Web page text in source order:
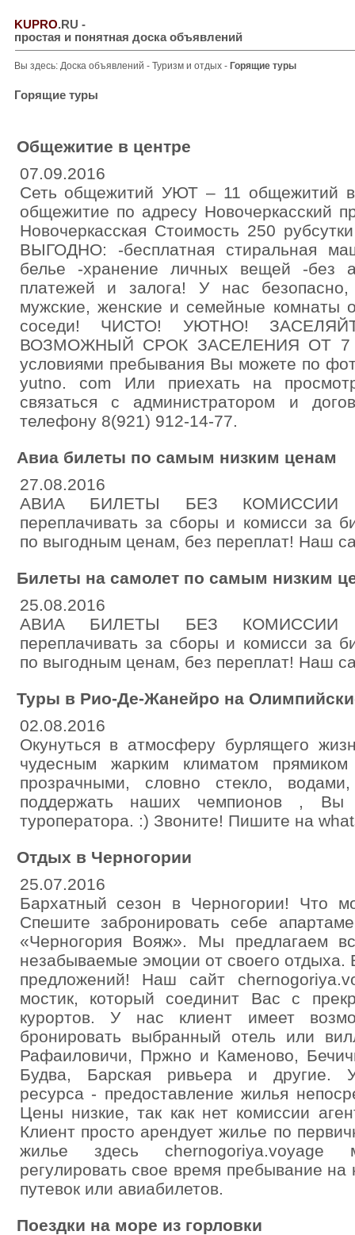
KUPRO.RU -
простая и понятная доска объявлений
Вы здесь: Доска объявлений - Туризм и отдых - Горящие туры
Горящие туры
Общежитие в центре
07.09.2016
Сеть общежитий УЮТ – 11 общежитий
общежитие по адресу Новочеркасский
Новочеркасская Стоимость 250
ВЫГОДНО: -бесплатная стиральная
белье -хранение личных вещей -без
платежей и залога! У нас
мужские, женские и семейные комнаты
соседи! ЧИСТО! УЮТНО!
ВОЗМОЖНЫЙ СРОК ЗАСЕЛЕНИЯ ОТ 7
условиями пребывания Вы можете по
yutno. com Или приехать на
связаться с администратором и
телефону 8(921) 912-14-77.
Авиа билеты по самым низким ценам
27.08.2016
АВИА БИЛЕТЫ БЕЗ КОМИССИИ
переплачивать за сборы и комисси за
по выгодным ценам, без переплат! Наш
Билеты на самолет по самым низким
25.08.2016
АВИА БИЛЕТЫ БЕЗ КОМИССИИ
переплачивать за сборы и комисси за
по выгодным ценам, без переплат! Наш
Туры в Рио-Де-Жанейро на
02.08.2016
Окунуться в атмосферу бурлящего
чудесным жарким климатом
прозрачными, словно стекло,
поддержать наших чемпионов , Вы
туроператора. :) Звоните! Пишите на
Отдых в Черногории
25.07.2016
Бархатный сезон в Черногории! Что
Спешите забронировать себе
«Черногория Вояж». Мы предлагаем
незабываемые эмоции от своего
предложений! Наш сайт
мостик, который соединит Вас с
курортов. У нас клиент имеет
бронировать выбранный отель или
Рафаиловичи, Пржно и Каменово,
Будва, Барская ривьера и другие.
ресурса - предоставление жилья
Цены низкие, так как нет комиссии
Клиент просто арендует жилье по
жилье здесь chernogoriya.voyage
регулировать свое время пребывание на
путевок или авиабилетов.
Поездки на море из горловки